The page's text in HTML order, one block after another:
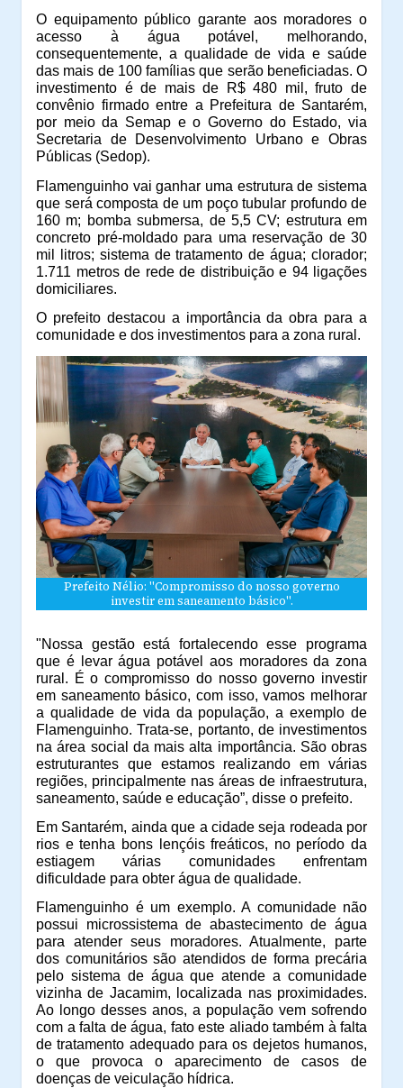
O equipamento público garante aos moradores o
acesso à água potável, melhorando,
consequentemente, a qualidade de vida e saúde
das mais de 100 famílias que serão beneficiadas. O
investimento é de mais de R$ 480 mil, fruto de
convênio firmado entre a Prefeitura de Santarém,
por meio da Semap e o Governo do Estado, via
Secretaria de Desenvolvimento Urbano e Obras
Públicas (Sedop).
Flamenguinho vai ganhar uma estrutura de sistema
que será composta de um poço tubular profundo de
160 m; bomba submersa, de 5,5 CV; estrutura em
concreto pré-moldado para uma reservação de 30
mil litros; sistema de tratamento de água; clorador;
1.711 metros de rede de distribuição e 94 ligações
domiciliares.
O prefeito destacou a importância da obra para a
comunidade e dos investimentos para a zona rural.
Prefeito Nélio: "Compromisso do nosso governo
investir em saneamento básico".
"Nossa gestão está fortalecendo esse programa
que é levar água potável aos moradores da zona
rural. É o compromisso do nosso governo investir
em saneamento básico, com isso, vamos melhorar
a qualidade de vida da população, a exemplo de
Flamenguinho. Trata-se, portanto, de investimentos
na área social da mais alta importância. São obras
estruturantes que estamos realizando em várias
regiões, principalmente nas áreas de infraestrutura,
saneamento, saúde e educação”, disse o prefeito.
Em Santarém, ainda que a cidade seja rodeada por
rios e tenha bons lençóis freáticos, no período da
estiagem várias comunidades enfrentam
dificuldade para obter água de qualidade.
Flamenguinho é um exemplo. A comunidade não
possui microssistema de abastecimento de água
para atender seus moradores. Atualmente, parte
dos comunitários são atendidos de forma precária
pelo sistema de água que atende a comunidade
vizinha de Jacamim, localizada nas proximidades.
Ao longo desses anos, a população vem sofrendo
com a falta de água, fato este aliado também à falta
de tratamento adequado para os dejetos humanos,
o que provoca o aparecimento de casos de
doenças de veiculação hídrica.